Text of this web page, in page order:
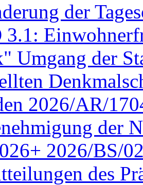
der
3.1:
Umgang der
2026/AR/
der
2026/BS/
des